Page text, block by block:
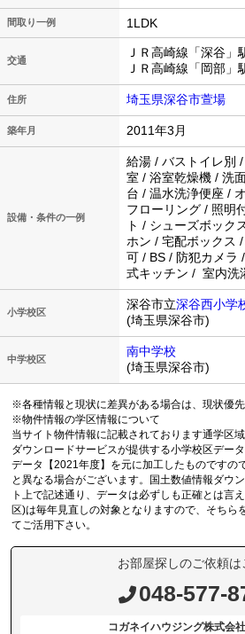
間取り一例 1LDK
交通
ＪＲ高崎線「深谷」
ＪＲ高崎線「岡部」
住所 埼玉県深谷市萱場
築年月 2011年3月
設備・条件の一例
給湯 / バストイレ別
室 / 浴室乾燥機 / 洗
台 / 温水洗浄便座 /
フローリング / 照明
ト / シューズボック
ホン / 宅配ボックス
可 / BS / 防犯カメラ
式キッチン / 室内洗
小学校区
深谷市立深谷西小学
(埼玉県深谷市)
中学校区
南中学校
(埼玉県深谷市)
※各種情報と現状に差異がある場合は、現状優先
※物件情報の学区情報について
当サイト物件情報に記載されております通学区
ダウンロードサービスが提供する小学校区デー
データ【2021年度】を元に加工したものですの
と異なる場合がございます。国土数値情報ダウ
ト上で記述通り、データは必ずしも正確とは言
区)は毎年見直しの対象となりますので、そちら
てご活用下さい。
お部屋探しのご依頼は
048-577-
コガネイハウジング株式会